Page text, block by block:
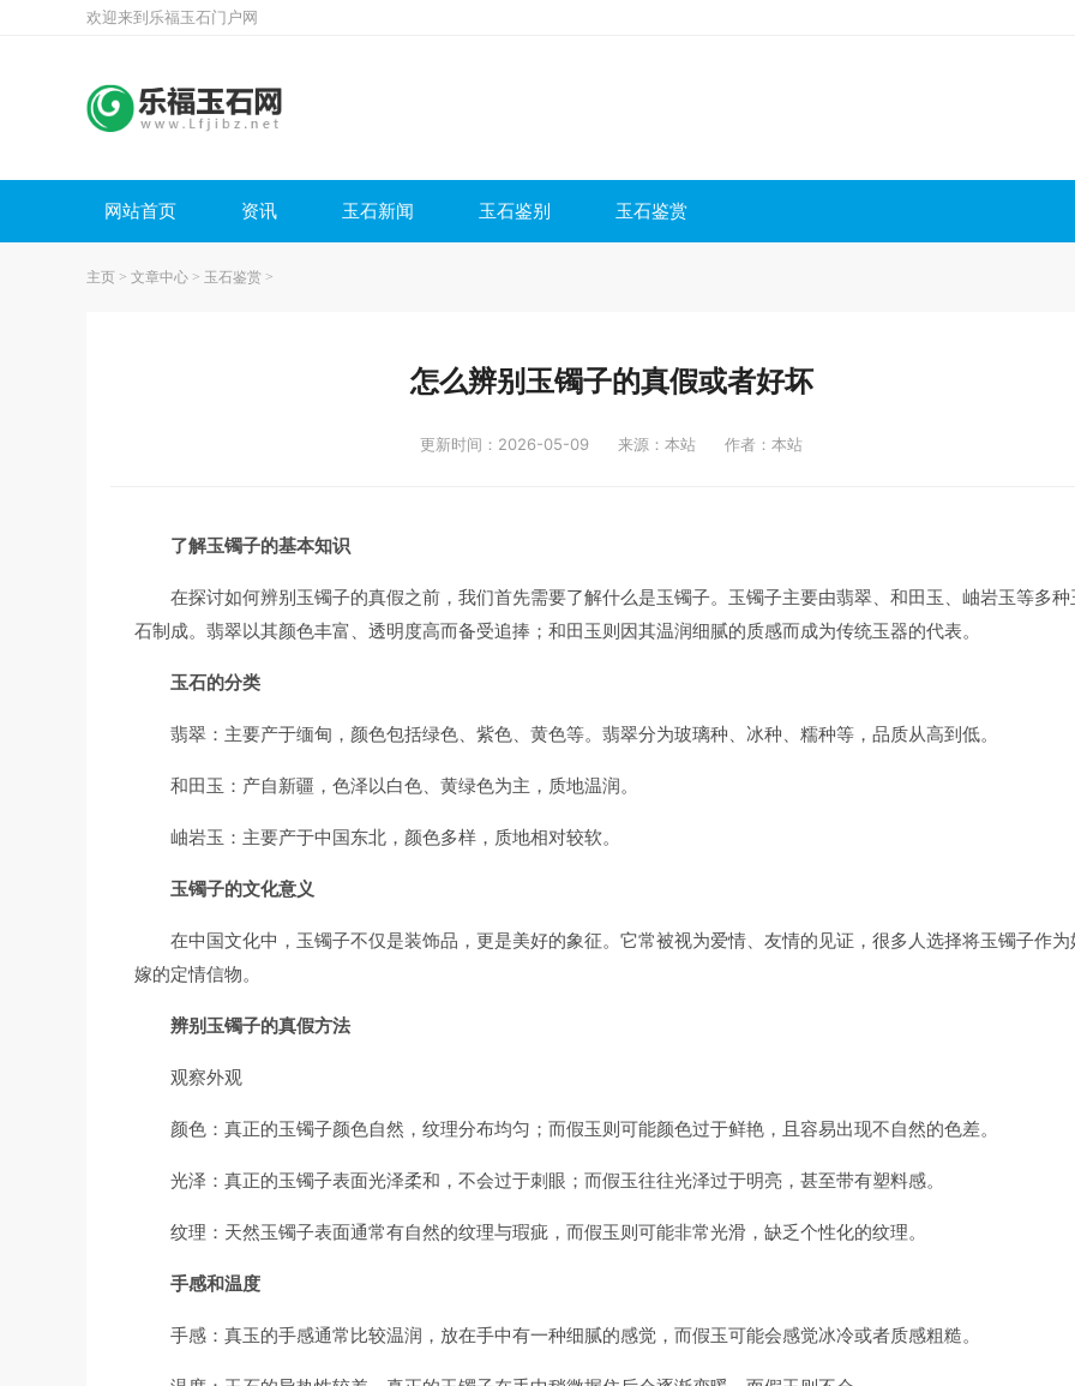
欢迎来到乐福玉石门户网
网站首页 资讯 玉石新闻 玉石鉴别 玉石鉴赏
主页 > 文章中心 > 玉石鉴赏 >
怎么辨别玉镯子的真假或者好坏
更新时间：2026-05-09 来源：本站 作者：本站
了解玉镯子的基本知识
在探讨如何辨别玉镯子的真假之前，我们首先需要了解什么是玉镯子。玉镯子主要由翡翠、和田玉、岫岩玉等多种
石制成。翡翠以其颜色丰富、透明度高而备受追捧；和田玉则因其温润细腻的质感而成为传统玉器的代表。
玉石的分类
翡翠：主要产于缅甸，颜色包括绿色、紫色、黄色等。翡翠分为玻璃种、冰种、糯种等，品质从高到低。
和田玉：产自新疆，色泽以白色、黄绿色为主，质地温润。
岫岩玉：主要产于中国东北，颜色多样，质地相对较软。
玉镯子的文化意义
在中国文化中，玉镯子不仅是装饰品，更是美好的象征。它常被视为爱情、友情的见证，很多人选择将玉镯子作为
嫁的定情信物。
辨别玉镯子的真假方法
观察外观
颜色：真正的玉镯子颜色自然，纹理分布均匀；而假玉则可能颜色过于鲜艳，且容易出现不自然的色差。
光泽：真正的玉镯子表面光泽柔和，不会过于刺眼；而假玉往往光泽过于明亮，甚至带有塑料感。
纹理：天然玉镯子表面通常有自然的纹理与瑕疵，而假玉则可能非常光滑，缺乏个性化的纹理。
手感和温度
手感：真玉的手感通常比较温润，放在手中有一种细腻的感觉，而假玉可能会感觉冰冷或者质感粗糙。